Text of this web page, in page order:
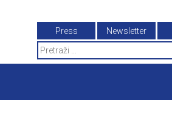
Press Newsletter